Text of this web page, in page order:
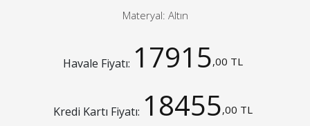
Materyal: Altın
Havale Fiyatı: 17915,00 TL
Kredi Kartı Fiyatı: 18455,00 TL